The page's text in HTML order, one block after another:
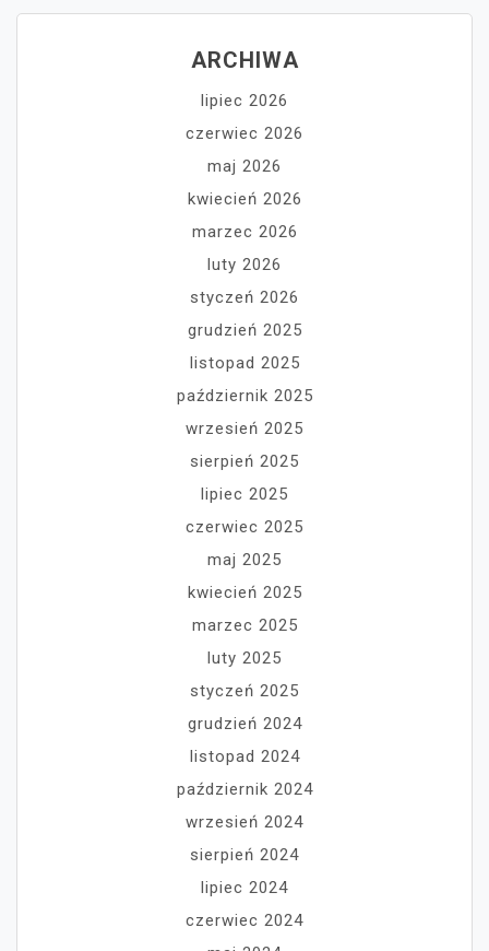
ARCHIWA
lipiec 2026
czerwiec 2026
maj 2026
kwiecień 2026
marzec 2026
luty 2026
styczeń 2026
grudzień 2025
listopad 2025
październik 2025
wrzesień 2025
sierpień 2025
lipiec 2025
czerwiec 2025
maj 2025
kwiecień 2025
marzec 2025
luty 2025
styczeń 2025
grudzień 2024
listopad 2024
październik 2024
wrzesień 2024
sierpień 2024
lipiec 2024
czerwiec 2024